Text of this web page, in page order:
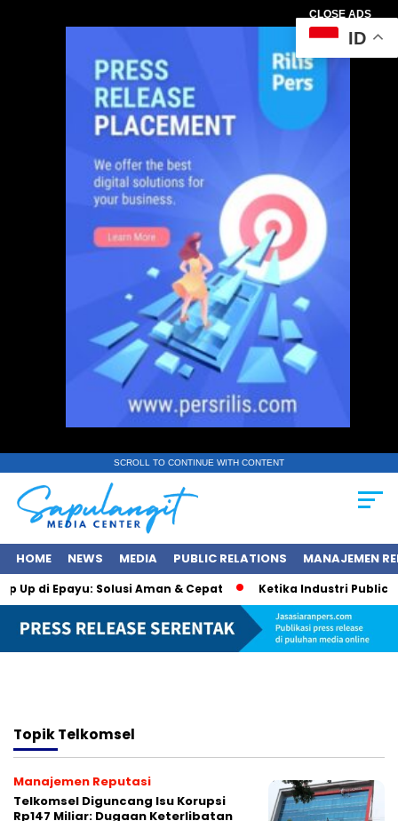
CLOSE ADS
SCROLL TO CONTINUE WITH CONTENT
HOME NEWS MEDIA PUBLIC RELATIONS MANAJEMEN
di Epayu: Solusi Aman & Cepat Ketika Industri Public
TopikTelkomsel
Manajemen Reputasi
Telkomsel Diguncang Isu Korupsi
Rp147 Miliar: Dugaan Keterlibatan
ID